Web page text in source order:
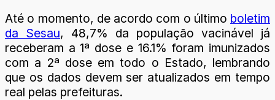
Até o momento, de acordo com o último boletim
da Sesau, 48,7% da população vacinável já
receberam a 1ª dose e 16.1% foram imunizados
com a 2ª dose em todo o Estado, lembrando
que os dados devem ser atualizados em tempo
real pelas prefeituras.